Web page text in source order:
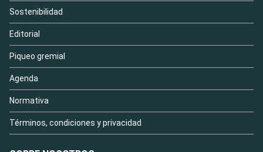
Sostenibilidad
Editorial
Piqueo gremial
Agenda
Normativa
Términos, condiciones y privacidad